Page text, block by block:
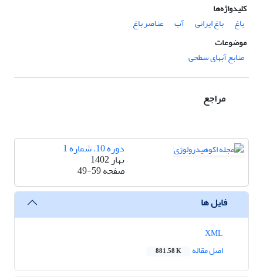
کلیدواژه‌ها
باغ
باغ ایرانی آب
عناصر باغ
موضوعات
منابع آبهای سطحی
مراجع
دوره 10، شماره 1
بهار 1402
صفحه49-59
فایل ها
اصل مقاله
881.58 K